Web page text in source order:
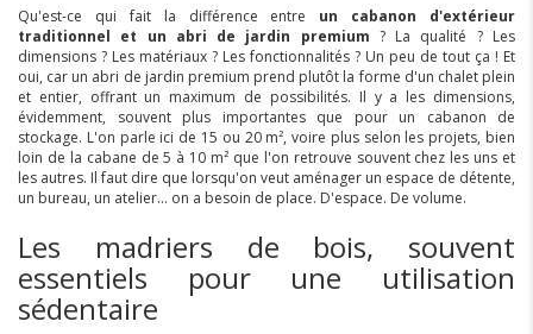
Qu'est-ce qui fait la différence entre un cabanon d'extérieur
traditionnel et un abri de jardin premium ? La qualité ? Les
dimensions ? Les matériaux ? Les fonctionnalités ? Un peu de tout ça ! Et
oui, car un abri de jardin premium prend plutôt la forme d'un chalet plein
et entier, offrant un maximum de possibilités. Il y a les dimensions,
évidemment, souvent plus importantes que pour un cabanon de
stockage. L'on parle ici de 15 ou 20 m², voire plus selon les projets, bien
loin de la cabane de 5 à 10 m² que l'on retrouve souvent chez les uns et
les autres. Il faut dire que lorsqu'on veut aménager un espace de détente,
un bureau, un atelier... on a besoin de place. D'espace. De volume.
Les madriers de bois, souvent
essentiels pour une utilisation
sédentaire